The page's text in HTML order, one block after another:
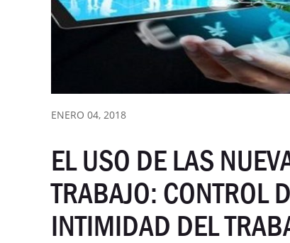
ENERO 04, 2018
EL USO DE LAS
TRABAJO: CONTROL
INTIMIDAD DEL